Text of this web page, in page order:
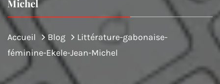
Michel
Accueil Blog
Littérature-gabonaise-
féminine-Ekele-Jean-Michel